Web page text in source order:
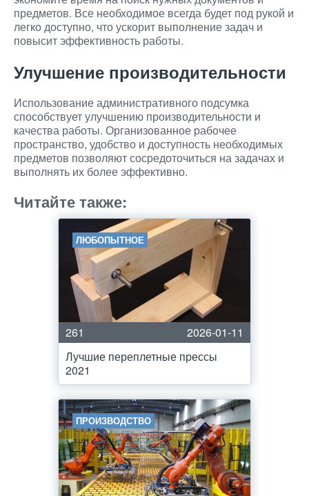
предметов. Все необходимое всегда будет под рукой и
легко доступно, что ускорит выполнение задач и
повысит эффективность работы.
Улучшение производительности
Использование административного подсумка
способствует улучшению производительности и
качества работы. Организованное рабочее
пространство, удобство и доступность необходимых
предметов позволяют сосредоточиться на задачах и
выполнять их более эффективно.
Читайте также:
ЛЮБОПЫТНОЕ
261
2026-01-11
Лучшие переплетные прессы
2021
ПРОИЗВОДСТВО